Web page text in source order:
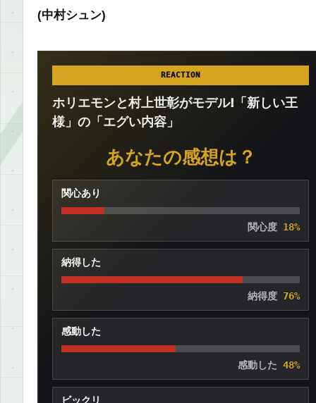
(中村シュン)
REACTION
ホリエモンと村上世彰がモデル!「新しい王
様」の「エグい内容」
あなたの感想は？
関心あり
関心度 18%
納得した
納得度 76%
感動した
感動した 48%
ビックリ